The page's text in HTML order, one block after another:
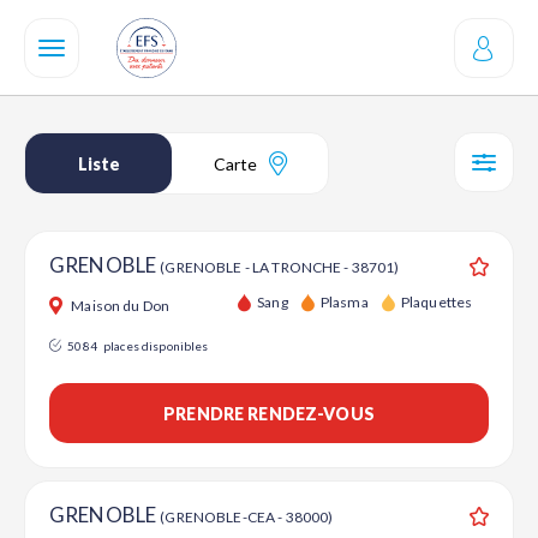
contenu
Liste Carte
GRENOBLE(GRENOBLE - LA TRONCHE - 38701)
Maison du Don Sang Plasma Plaquettes
5084 places disponibles
PRENDRE RENDEZ-VOUS
GRENOBLE(GRENOBLE-CEA - 38000)